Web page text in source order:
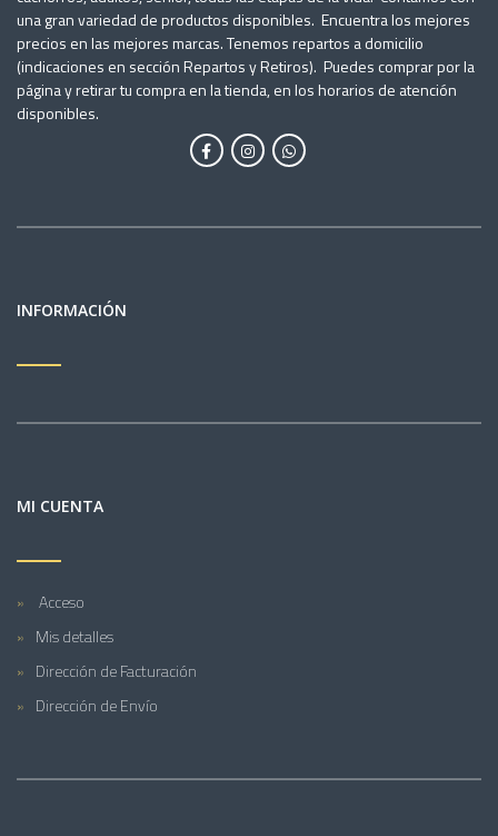
una gran variedad de productos disponibles. Encuentra los mejores
precios en las mejores marcas. Tenemos repartos a domicilio
(indicaciones en sección Repartos y Retiros). Puedes comprar por la
página y retirar tu compra en la tienda, en los horarios de atención
disponibles.
INFORMACIÓN
MI CUENTA
Acceso
Mis detalles
Dirección de Facturación
Dirección de Envío